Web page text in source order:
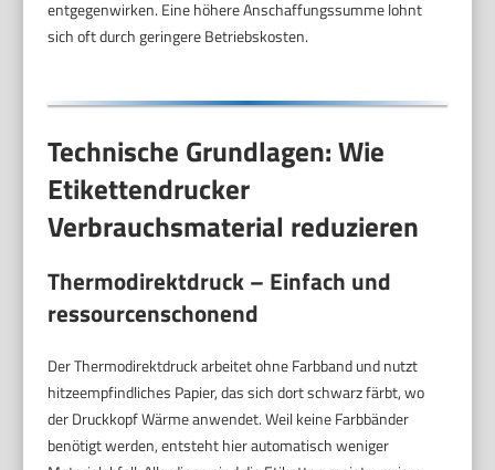
entgegenwirken. Eine höhere Anschaffungssumme lohnt
sich oft durch geringere Betriebskosten.
Technische Grundlagen: Wie
Etikettendrucker
Verbrauchsmaterial reduzieren
Thermodirektdruck – Einfach und
ressourcenschonend
Der Thermodirektdruck arbeitet ohne Farbband und nutzt
hitzeempfindliches Papier, das sich dort schwarz färbt, wo
der Druckkopf Wärme anwendet. Weil keine Farbbänder
benötigt werden, entsteht hier automatisch weniger